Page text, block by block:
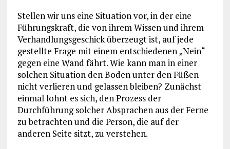
Stellen wir uns eine Situation vor, in der eine
Führungskraft, die von ihrem Wissen und ihrem
Verhandlungsgeschick überzeugt ist, auf jede
gestellte Frage mit einem entschiedenen „Nein“
gegen eine Wand fährt. Wie kann man in einer
solchen Situation den Boden unter den Füßen
nicht verlieren und gelassen bleiben? Zunächst
einmal lohnt es sich, den Prozess der
Durchführung solcher Absprachen aus der Ferne
zu betrachten und die Person, die auf der
anderen Seite sitzt, zu verstehen.